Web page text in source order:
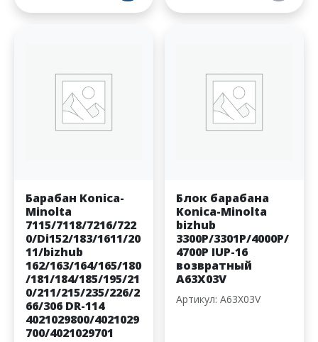
Барабан Konica-
Minolta
7115/7118/7216/722
0/Di152/183/1611/20
11/bizhub
162/163/164/165/180
/181/184/185/195/21
0/211/215/235/226/2
66/306 DR-114
4021029800/4021029
700/4021029701
Блок барабана
Konica-Minolta
bizhub
3300P/3301P/4000P/
4700P IUP-16
возвратный
A63X03V
Артикул: A63X03V